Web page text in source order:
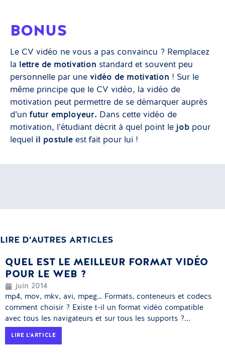
BONUS
Le CV vidéo ne vous a pas convaincu ? Remplacez
la lettre de motivation standard et souvent peu
personnelle par une vidéo de motivation ! Sur le
même principe que le CV vidéo, la vidéo de
motivation peut permettre de se démarquer auprès
d’un futur employeur. Dans cette vidéo de
motivation, l’étudiant décrit à quel point le job pour
lequel il postule est fait pour lui !
LIRE D'AUTRES ARTICLES
QUEL EST LE MEILLEUR FORMAT VIDÉO
POUR LE WEB ?
juin 2014
mp4, mov, mkv, avi, mpeg… Formats, conteneurs et codecs
comment choisir ? Existe t-il un format vidéo compatible
avec tous les navigateurs et sur tous les supports ?...
LIRE L'ARTICLE